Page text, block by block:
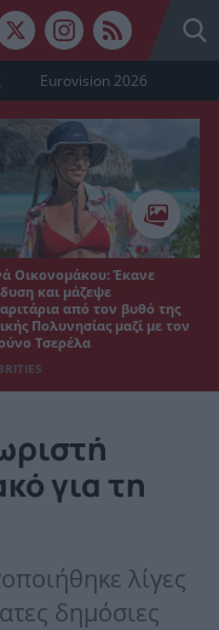
Eurovision 2026
Οικονομάκου: Έκανε
και μάζεψε
από τον βυθό της
Πολυνησίας μαζί με τον
Τσερέλα
για τη
λίγες
δημόσιες